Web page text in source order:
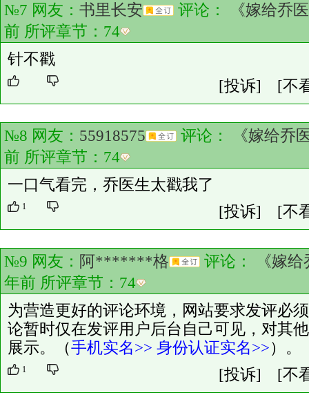
№7 网友： 书里长安 评论：
《嫁给乔
前 所评章节： 74
针不戳
[投诉]
[不
№8 网友： 55918575 评论：
《嫁给乔
前 所评章节： 74
一口气看完，乔医生太戳我了
1 [投诉] [不
№9 网友： 阿*******格 评论：
《嫁
年前 所评章节： 74
为营造更好的评论环境，网站要求发评必
论暂时仅在发评用户后台自己可见，对其
展示。（手机实名>> 身份认证实名>>）。
1 [投诉] [不